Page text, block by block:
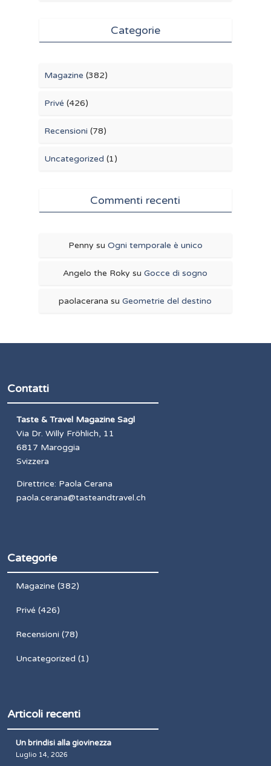
Categorie
Magazine (382)
Privé (426)
Recensioni (78)
Uncategorized (1)
Commenti recenti
Penny su Ogni temporale è unico
Angelo the Roky suGocce di sogno
paolacerana suGeometrie del destino
Contatti
Taste & Travel Magazine Sagl
Via Dr. Willy Fröhlich, 11
6817 Maroggia
Svizzera
Direttrice: Paola Cerana
paola.cerana@tasteandtravel.ch
Categorie
Magazine (382)
Privé (426)
Recensioni (78)
Uncategorized (1)
Articoli recenti
Un brindisi alla giovinezza
Luglio 14, 2026